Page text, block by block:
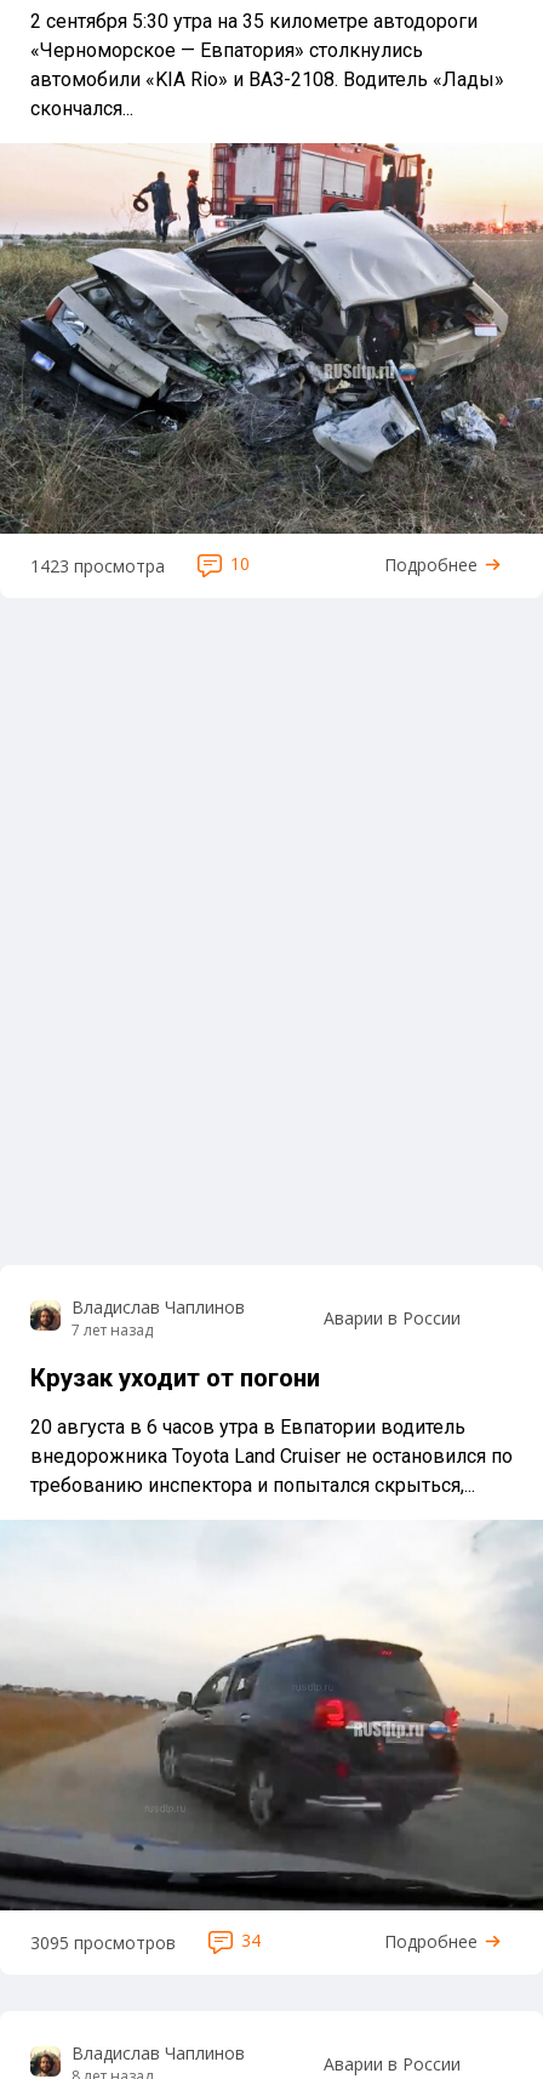
2 сентября 5:30 утра на 35 километре автодороги
«Черноморское — Евпатория» столкнулись
автомобили «KIA Rio» и ВАЗ-2108. Водитель «Лады»
скончался...
1423 просмотра 10 Подробнее
Владислав Чаплинов
7 лет назад Аварии в России
Крузак уходит от погони
20 августа в 6 часов утра в Евпатории водитель
внедорожника Toyota Land Cruiser не остановился по
требованию инспектора и попытался скрыться,...
3095 просмотров 34 Подробнее
Владислав Чаплинов Аварии в России